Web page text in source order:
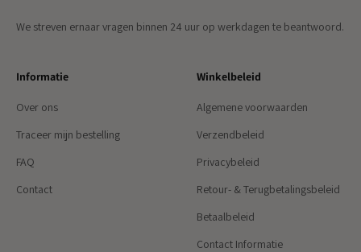
We streven ernaar vragen binnen 24 uur op werkdagen te beantwoord.
Informatie
Over ons
Traceer mijn bestelling
FAQ
Contact
Winkelbeleid
Algemene voorwaarden
Verzendbeleid
Privacybeleid
Retour- & Terugbetalingsbeleid
Betaalbeleid
Contact Informatie